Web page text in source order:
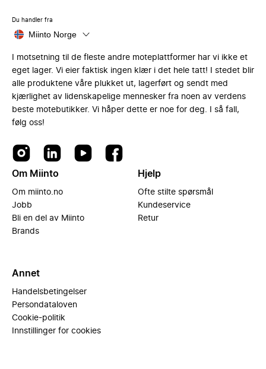
Du handler fra
Miinto Norge
I motsetning til de fleste andre moteplattformer har vi ikke et
eget lager. Vi eier faktisk ingen klær i det hele tatt! I stedet blir
alle produktene våre plukket ut, lagerført og sendt med
kjærlighet av lidenskapelige mennesker fra noen av verdens
beste motebutikker. Vi håper dette er noe for deg. I så fall,
følg oss!
Om Miinto
Om miinto.no
Jobb
Bli en del av Miinto
Brands
Hjelp
Ofte stilte spørsmål
Kundeservice
Retur
Annet
Handelsbetingelser
Persondataloven
Cookie-politik
Innstillinger for cookies